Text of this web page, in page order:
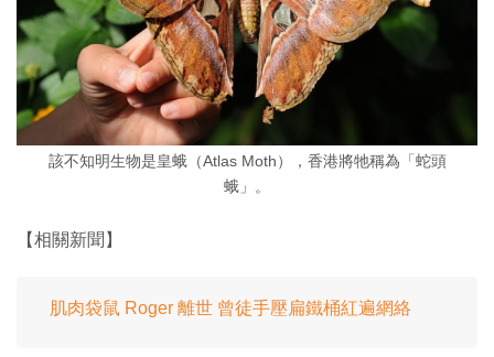
該不知明生物是皇蛾（Atlas Moth），香港將牠稱為「蛇頭
蛾」。
【相關新聞】
肌肉袋鼠 Roger 離世 曾徒手壓扁鐵桶紅遍網絡